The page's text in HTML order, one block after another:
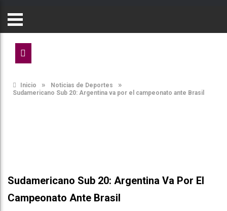
Inicio » Noticias de Deportes »
Sudamericano Sub 20: Argentina va por el campeonato ante Brasil
Sudamericano Sub 20: Argentina Va Por El
Campeonato Ante Brasil